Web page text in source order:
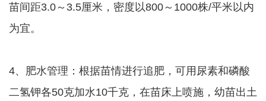
苗间距3.0～3.5厘米，密度以800～1000株/平米以内
为宜。
4、肥水管理：根据苗情进行追肥，可用尿素和磷酸
二氢钾各50克加水10千克，在苗床上喷施，幼苗出土